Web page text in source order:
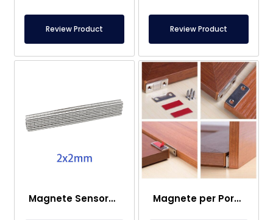
Review Product Review Product
Magnete Sensore – 2×2 mm Magnete per Porta Roulotte